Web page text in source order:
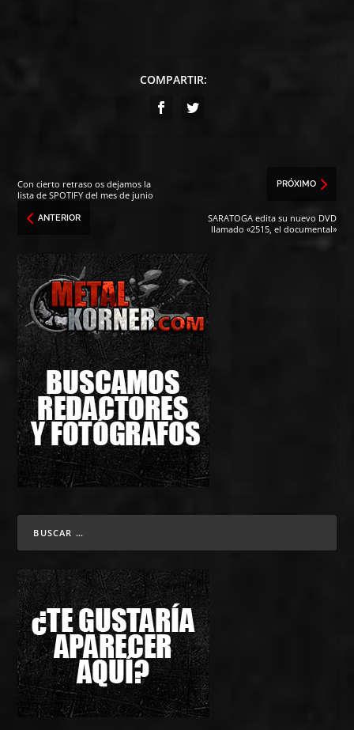
COMPARTIR:
Con cierto retraso os dejamos la
lista de SPOTIFY del mes de junio
ANTERIOR
PRÓXIMO
SARATOGA edita su nuevo DVD
llamado «2515, el documental»